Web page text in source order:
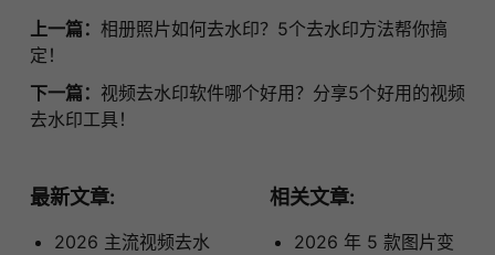
上一篇： 相册照片如何去水印？5个去水印方法帮你搞
定！
下一篇： 视频去水印软件哪个好用？分享5个好用的视频
去水印工具！
最新文章:
2026 主流视频去水
相关文章:
2026 年 5 款图片变